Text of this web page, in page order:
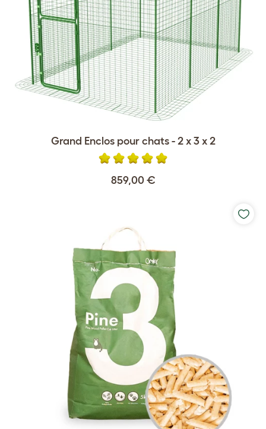
Grand Enclos pour chats - 2 x 3 x 2
859,00 €